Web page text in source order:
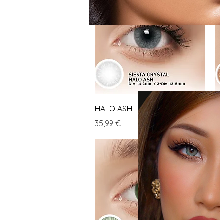
Aperçu rapide
HALO ASH
Prix
35,99 €